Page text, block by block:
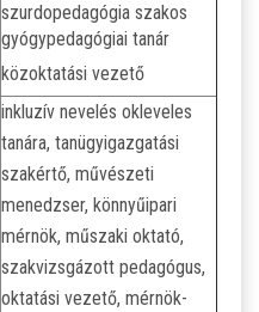
szurdopedagógia szakos
gyógypedagógiai tanár
közoktatási vezető
inkluzív nevelés okleveles
tanára, tanügyigazgatási
szakértő, művészeti
menedzser, könnyűipari
mérnök, műszaki oktató,
szakvizsgázott pedagógus,
oktatási vezető, mérnök-